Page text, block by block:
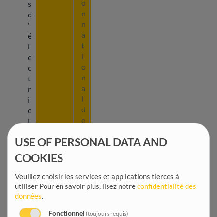
s
d
'
é
l
e
c
t
r
i
c
i
é
e
n
A
f
r
i
o
n
n
a
t
i
o
n
a
l
d
e
'
r
i
USE OF PERSONAL DATA AND
COOKIES
Veuillez choisir les services et applications tierces à
utiliser Pour en savoir plus, lisez notreconfidentialité des
données.
Fonctionnel (toujours requis)